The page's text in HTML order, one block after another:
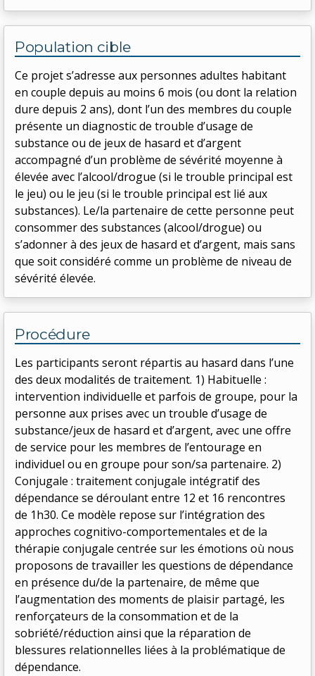
Population cible
Ce projet s’adresse aux personnes adultes habitant
en couple depuis au moins 6 mois (ou dont la relation
dure depuis 2 ans), dont l’un des membres du couple
présente un diagnostic de trouble d’usage de
substance ou de jeux de hasard et d’argent
accompagné d’un problème de sévérité moyenne à
élevée avec l’alcool/drogue (si le trouble principal est
le jeu) ou le jeu (si le trouble principal est lié aux
substances). Le/la partenaire de cette personne peut
consommer des substances (alcool/drogue) ou
s’adonner à des jeux de hasard et d’argent, mais sans
que soit considéré comme un problème de niveau de
sévérité élevée.
Procédure
Les participants seront répartis au hasard dans l’une
des deux modalités de traitement. 1) Habituelle :
intervention individuelle et parfois de groupe, pour la
personne aux prises avec un trouble d’usage de
substance/jeux de hasard et d’argent, avec une offre
de service pour les membres de l’entourage en
individuel ou en groupe pour son/sa partenaire. 2)
Conjugale : traitement conjugale intégratif des
dépendance se déroulant entre 12 et 16 rencontres
de 1h30. Ce modèle repose sur l’intégration des
approches cognitivo-comportementales et de la
thérapie conjugale centrée sur les émotions où nous
proposons de travailler les questions de dépendance
en présence du/de la partenaire, de même que
l’augmentation des moments de plaisir partagé, les
renforçateurs de la consommation et de la
sobriété/réduction ainsi que la réparation de
blessures relationnelles liées à la problématique de
dépendance.